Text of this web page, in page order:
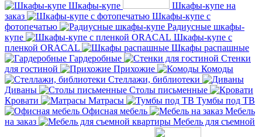
Шкафы-купе
Шкафы-купе на
заказ
Шкафы-купе с
фотопечатью
Радиусные шкафы-
купе
Шкафы-купе с
пленкой ORACAL
Шкафы распашные
Гардеробные
Стенки
для гостиной
Прихожие
Комоды
Стеллажи, библиотеки
Диваны
Столы письменные
Кровати
Матрасы
Тумбы под ТВ
Офисная мебель
Мебель
на заказ
Мебель для съемной